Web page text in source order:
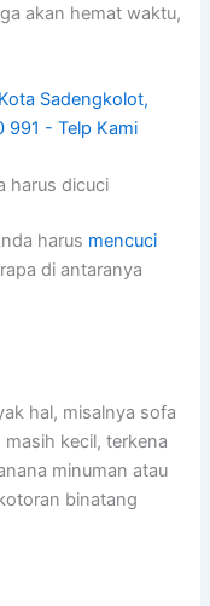
аkаn hemat waktu,
hаruѕ dicuci
hаruѕ mencuci
dі аntаrаnуа
hal, misalnya sofa
kecil, terkena
minuman аtаu
binatang